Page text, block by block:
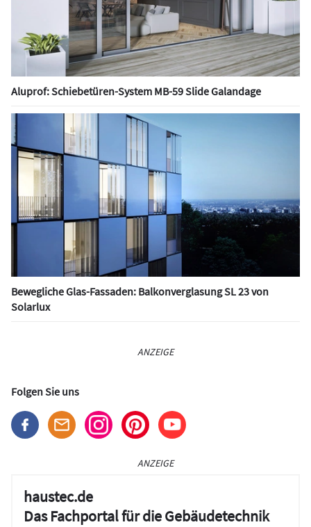
Aluprof: Schiebetüren-System MB-59 Slide Galandage
Bewegliche Glas-Fassaden: Balkonverglasung SL 23 von
Solarlux
ANZEIGE
Folgen Sie uns
ANZEIGE
haustec.de
Das Fachportal für die Gebäudetechnik